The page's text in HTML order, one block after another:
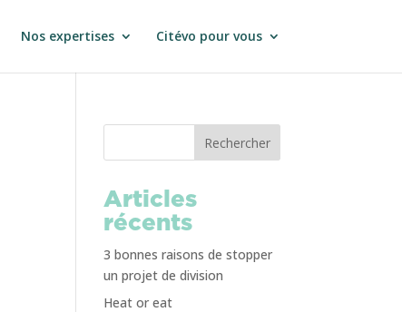
Nos expertises Citévo pour vous
Rechercher
Articles
récents
3 bonnes raisons de stopper
un projet de division
Heat or eat